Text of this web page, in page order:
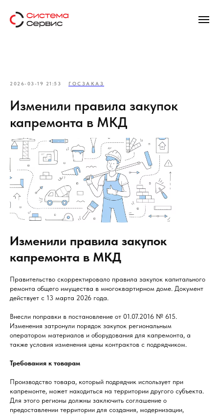
2026-03-19 21:53 ГОСЗАКАЗ
Изменили правила закупок
капремонта в МКД
Изменили правила закупок
капремонта в МКД
Правительство скорректировало правила закупок капитального
ремонта общего имущества в многоквартирном доме. Документ
действует с 13 марта 2026 года.
Внесли поправки в постановление от 01.07.2016 № 615.
Изменения затронули порядок закупок региональным
оператором материалов и оборудования для капремонта, а
также условия изменения цены контрактов с подрядчиком.
Требования к товарам
Производство товара, который подрядчик использует при
капремонте, может находиться на территории другого субъекта.
Для этого регионы должны заключить соглашение о
предоставлении территории для создания, модернизации,